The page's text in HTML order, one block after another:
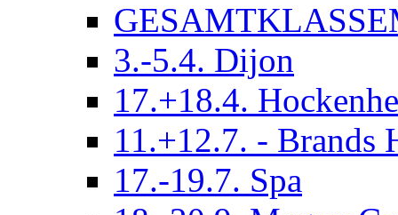
3.-5.4. Dijon
17.+18.4.
11.+12.7. - Brands
17.-19.7. Spa